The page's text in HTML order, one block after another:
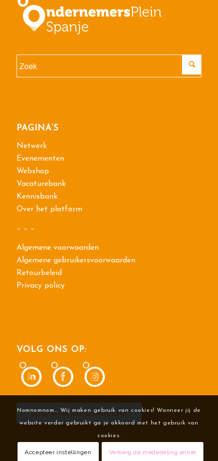
PAGINA’S
Netwerk
Evenementen
Webshop
Vacaturebank
Kennisbank
Over het platform
– – –
Algemene voorwaarden
Algemene gebruikersvoorwaarden
Retourbeleid
Privacy policy
VOLG ONS OP:
Schrijf je hier voor de nieuwsbrief
Nomnomnom... Wij maken gebruik van cookies! Wanneer jij de
website verder gebruikt ga je akkoord met het gebruik van
cookies.
Accepteer instellingen Verberg de mededeling enkel